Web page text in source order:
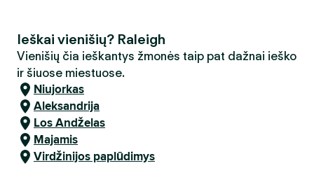
Ieškai vienišių? Raleigh
Vienišių čia ieškantys žmonės taip pat dažnai ieško
ir šiuose miestuose.
Niujorkas
Aleksandrija
Los Andželas
Majamis
Virdžinijos paplūdimys